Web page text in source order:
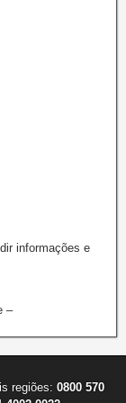
informações e
–
regiões: 0800 570